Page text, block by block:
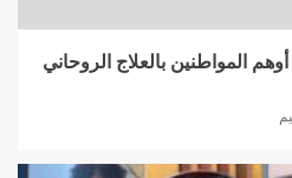
المواطنين بالعلاج الروحاني